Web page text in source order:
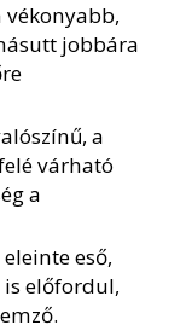
jobbára
a
várható
a
eső,
is előfordul,